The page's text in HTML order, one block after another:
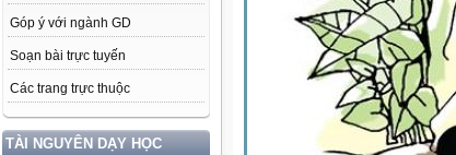
Góp ý với ngành GD
Soạn bài trực tuyến
Các trang trực thuộc
TÀI NGUYÊN DẠY HỌC